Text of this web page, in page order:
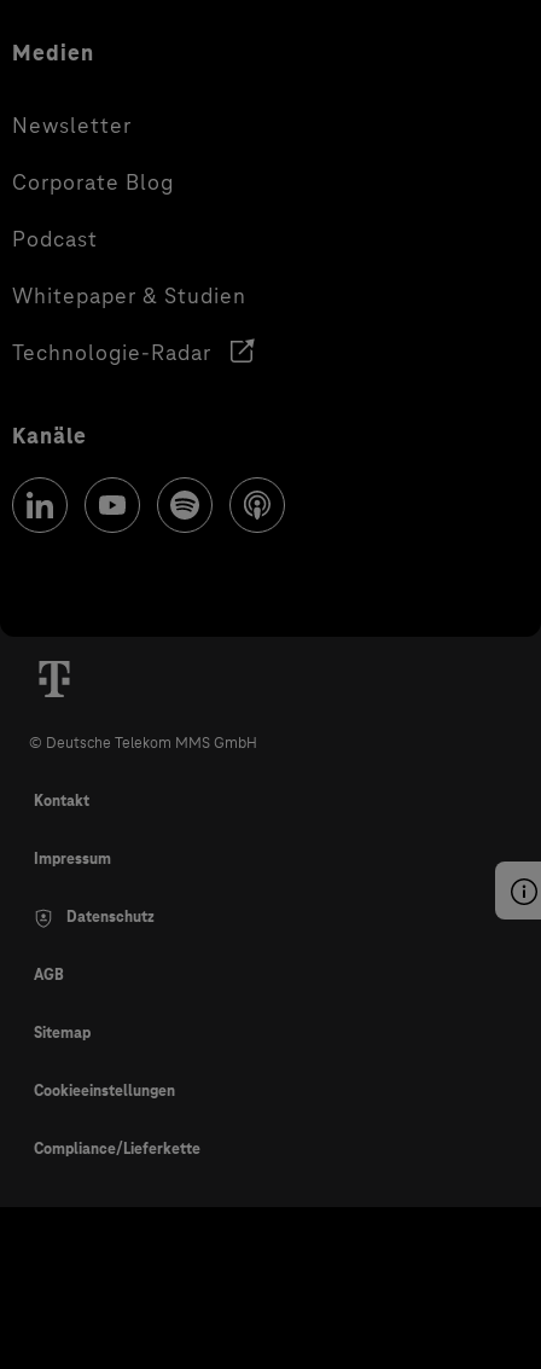
Medien
Newsletter
Corporate Blog
Podcast
Whitepaper & Studien
Technologie-Radar
Kanäle
© Deutsche Telekom MMS GmbH
Kontakt
Impressum
Datenschutz
AGB
Sitemap
Cookieeinstellungen
Compliance/Lieferkette